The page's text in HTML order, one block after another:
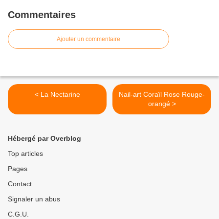
Commentaires
Ajouter un commentaire
< La Nectarine
Nail-art Coraïl Rose Rouge-
orangé >
Hébergé par Overblog
Top articles
Pages
Contact
Signaler un abus
C.G.U.